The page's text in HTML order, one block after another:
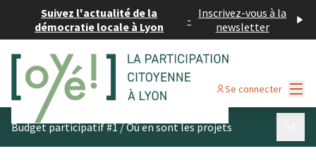
Suivez l'actualité de la
démocratie locale à Lyon
- Inscrivez-vous à la
newsletter
Se connecter
Budget participatif #1/Où en sont les projets